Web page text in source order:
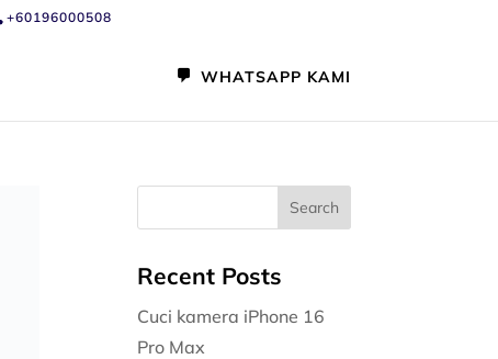
+60196000508
WHATSAPP KAMI
Recent Posts
Cuci kamera iPhone 16
Pro Max